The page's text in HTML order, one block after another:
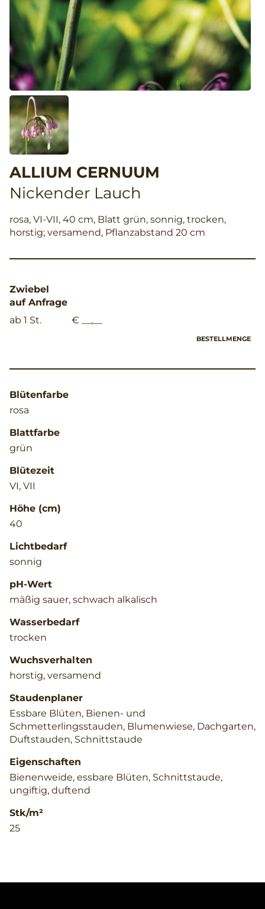
ALLIUM CERNUUM
Nickender Lauch
rosa, VI-VII, 40 cm, Blatt grün, sonnig, trocken,
horstig; versamend, Pflanzabstand 20 cm
Zwiebel
auf Anfrage
ab 1 St.
€ __,__
BESTELLMENGE
Blütenfarbe
rosa
Blattfarbe
grün
Blütezeit
VI, VII
Höhe (cm)
40
Lichtbedarf
sonnig
pH-Wert
mäßig sauer, schwach alkalisch
Wasserbedarf
trocken
Wuchsverhalten
horstig, versamend
Staudenplaner
Essbare Blüten, Bienen- und
Schmetterlingsstauden, Blumenwiese, Dachgarten,
Duftstauden, Schnittstaude
Eigenschaften
Bienenweide, essbare Blüten, Schnittstaude,
ungiftig, duftend
Stk/m²
25